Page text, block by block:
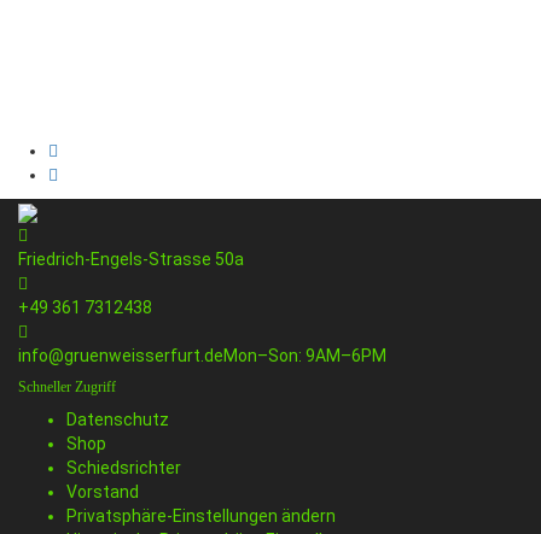
Friedrich-Engels-Strasse 50a
+49 361 7312438
info@gruenweisserfurt.deMon–Son: 9AM–6PM
Schneller Zugriff
Datenschutz
Shop
Schiedsrichter
Vorstand
Privatsphäre-Einstellungen ändern